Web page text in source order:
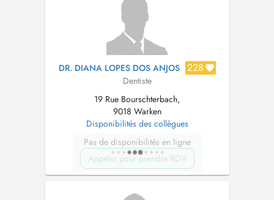
DR. DIANA LOPES DOS ANJOS 228
Dentiste
19 Rue Bourschterbach,
9018 Warken
Disponibilités des collègues
Pas de disponibilités en ligne
Appeler pour prendre RDV